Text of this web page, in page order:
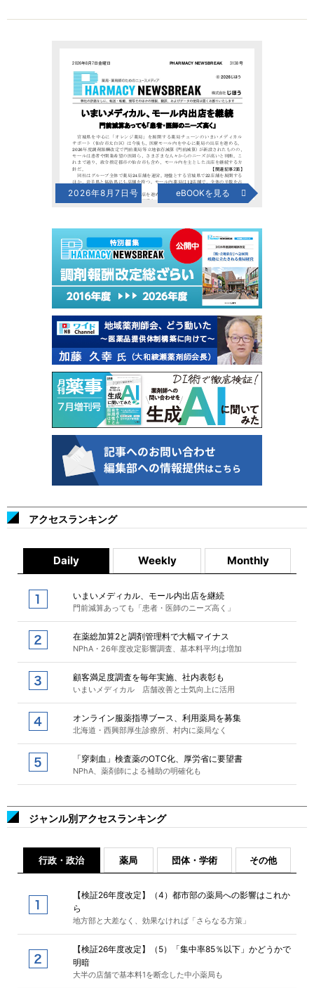
2026年8月7日号 eBOOKを見る
アクセスランキング
Daily Weekly Monthly
いまいメディカル、モール内出店を継続
門前減算あっても「患者・医師のニーズ高く」
在薬総加算2と調剤管理料で大幅マイナス
NPhA・26年度改定影響調査、基本料平均は増加
顧客満足度調査を毎年実施、社内表彰も
いまいメディカル 店舗改善と士気向上に活用
オンライン服薬指導ブース、利用薬局を募集
北海道・西興部厚生診療所、村内に薬局なく
「穿刺血」検査薬のOTC化、厚労省に要望書
NPhA、薬剤師による補助の明確化も
ジャンル別アクセスランキング
行政・政治 薬局 団体・学術 その他
【検証26年度改定】（4）都市部の薬局への影響はこれか
ら
地方部と大差なく、効果なければ「さらなる方策」
【検証26年度改定】（5）「集中率85％以下」かどうかで
明暗
大半の店舗で基本料1を断念した中小薬局も